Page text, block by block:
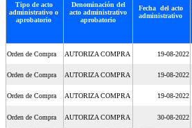
Tipo de acto
administrativo o
aprobatorio
Denominación del
acto administrativo
aprobatorio
Fecha del acto
administrativo
Orden de Compra AUTORIZA COMPRA 19-08-2022
Orden de Compra AUTORIZA COMPRA 19-08-2022
Orden de Compra AUTORIZA COMPRA 19-08-2022
Orden de Compra AUTORIZA COMPRA 30-08-2022